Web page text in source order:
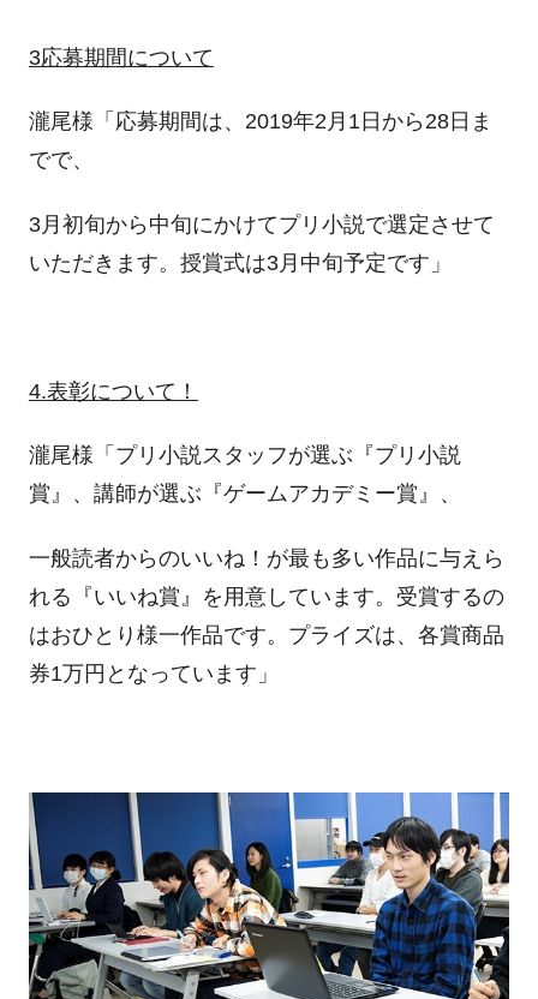
3応募期間について
瀧尾様「応募期間は、2019年2月1日から28日ま
でで、
3月初旬から中旬にかけてプリ小説で選定させて
いただきます。授賞式は3月中旬予定です」
4.表彰について！
瀧尾様「プリ小説スタッフが選ぶ『プリ小説
賞』、講師が選ぶ『ゲームアカデミー賞』、
一般読者からのいいね！が最も多い作品に与えら
れる『いいね賞』を用意しています。受賞するの
はおひとり様一作品です。プライズは、各賞商品
券1万円となっています」